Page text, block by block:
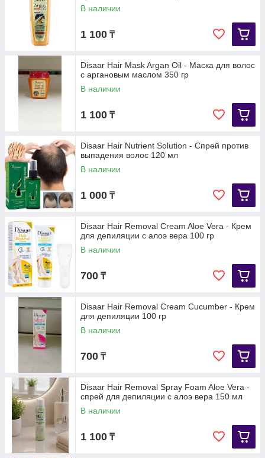
В наличии
1 100 ₸
Disaar Hair Mask Argan Oil - Маска для волос
с аргановым маслом 350 гр
В наличии
1 100 ₸
Disaar Hair Nutrient Solution - Спрей против
выпадения волос 120 мл
В наличии
1 000 ₸
Disaar Hair Removal Cream Aloe Vera - Крем
для депиляции с алоэ вера 100 гр
В наличии
700 ₸
Disaar Hair Removal Cream Cucumber - Крем
для депиляции 100 гр
В наличии
700 ₸
Disaar Hair Removal Spray Foam Aloe Vera -
спрей для депиляции с алоэ вера 150 мл
В наличии
1 100 ₸